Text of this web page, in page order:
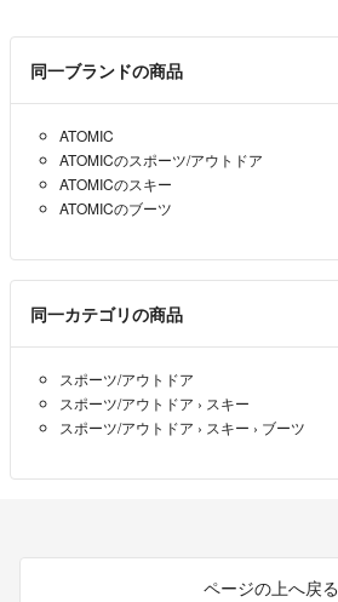
同一ブランドの商品
ATOMIC
ATOMICのスポーツ/アウトドア
ATOMICのスキー
ATOMICのブーツ
同一カテゴリの商品
スポーツ/アウトドア
スポーツ/アウトドア › スキー
スポーツ/アウトドア › スキー › ブーツ
ページの上へ戻る